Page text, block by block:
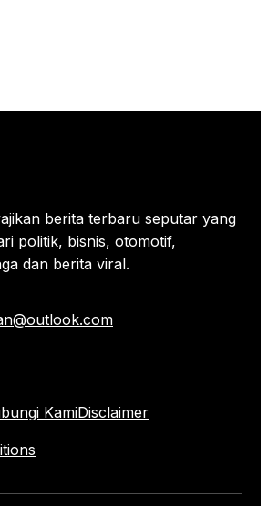
berita terbaru seputar yang
politik, bisnis, otomotif,
dan berita viral.
KamiDisclaimer